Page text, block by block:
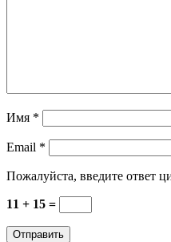
Имя *
Email *
Пожалуйста, введите ответ
11 + 15 =